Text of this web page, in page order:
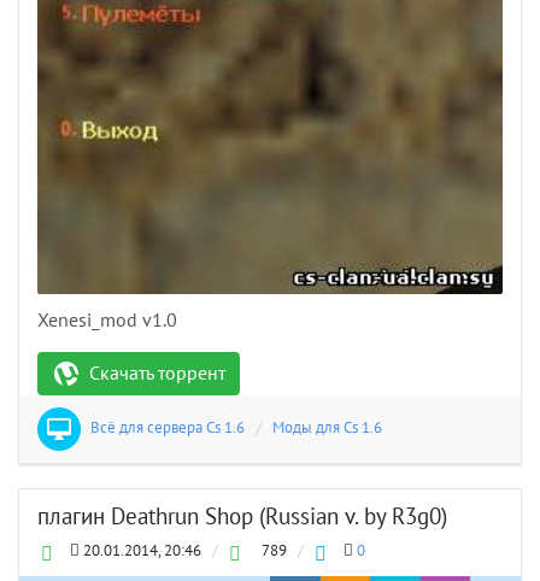
Xenesi_mod v1.0
Скачать торрент
Всё для сервера Cs 1.6 / Моды для Cs 1.6
плагин Deathrun Shop (Russian v. by R3g0)
20.01.2014, 20:46 / 789 / 0